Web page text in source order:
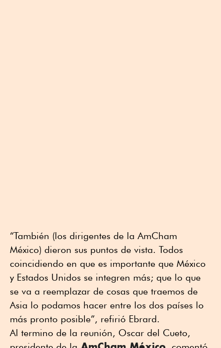
“También (los dirigentes de la AmCham
México) dieron sus puntos de vista. Todos
coincidiendo en que es importante que México
y Estados Unidos se integren más; que lo que
se va a reemplazar de cosas que traemos de
Asia lo podamos hacer entre los dos países lo
más pronto posible”, refirió Ebrard.
Al termino de la reunión, Oscar del Cueto,